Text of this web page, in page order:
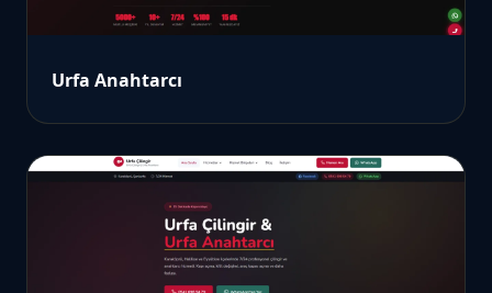
Urfa Anahtarcı